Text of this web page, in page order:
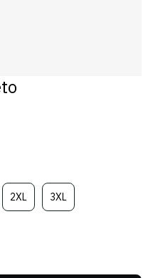
2XLVariante
Esgotada
3XLVariante
Esgotada